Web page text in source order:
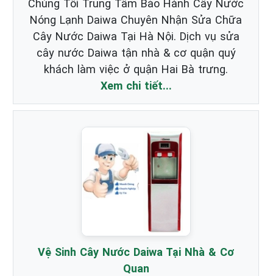
Chúng Tôi Trung Tâm Bảo Hành Cây Nước
Nóng Lạnh Daiwa Chuyên Nhận Sửa Chữa
Cây Nước Daiwa Tại Hà Nội. Dịch vụ sửa
cây nước Daiwa tận nhà & cơ quận quý
khách làm việc ở quận Hai Bà trưng.
Xem chi tiết...
Vệ Sinh Cây Nước Daiwa Tại Nhà & Cơ
Quan